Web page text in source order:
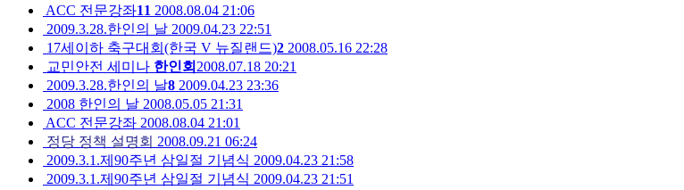
ACC 전문강좌11 2008.08.04 21:06
2009.3.28.한인의 날 2009.04.23 22:51
17세이하 축구대회(한국 V 뉴질랜드)2 2008.05.16 22:28
교민안전 세미나 한인회 2008.07.18 20:21
2009.3.28.한인의 날8 2009.04.23 23:36
2008 한인의 날 2008.05.05 21:31
ACC 전문강좌 2008.08.04 21:01
정당 정책 설명회 2008.09.21 06:24
2009.3.1.제90주년 삼일절 기념식 2009.04.23 21:58
2009.3.1.제90주년 삼일절 기념식 2009.04.23 21:51